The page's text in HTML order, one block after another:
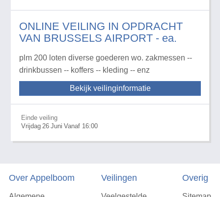
ONLINE VEILING IN OPDRACHT
VAN BRUSSELS AIRPORT - ea.
plm 200 loten diverse goederen wo. zakmessen --
drinkbussen -- koffers -- kleding -- enz
Bekijk veilinginformatie
Einde veiling
Vrijdag 26 Juni Vanaf 16:00
Over Appelboom Veilingen Overig